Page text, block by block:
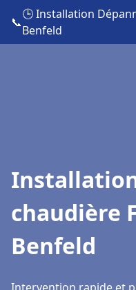
📞
🕒 Installation
Benfeld
chaudière
Benfeld